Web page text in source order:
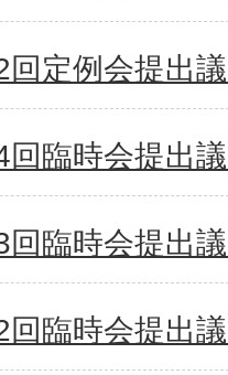
回定例会提出
回臨時会提出
回臨時会提出
回臨時会提出